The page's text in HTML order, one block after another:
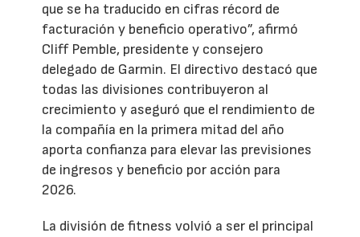
que se ha traducido en cifras récord de
facturación y beneficio operativo”, afirmó
Cliff Pemble, presidente y consejero
delegado de Garmin. El directivo destacó que
todas las divisiones contribuyeron al
crecimiento y aseguró que el rendimiento de
la compañía en la primera mitad del año
aporta confianza para elevar las previsiones
de ingresos y beneficio por acción para
2026.
La división de fitness volvió a ser el principal